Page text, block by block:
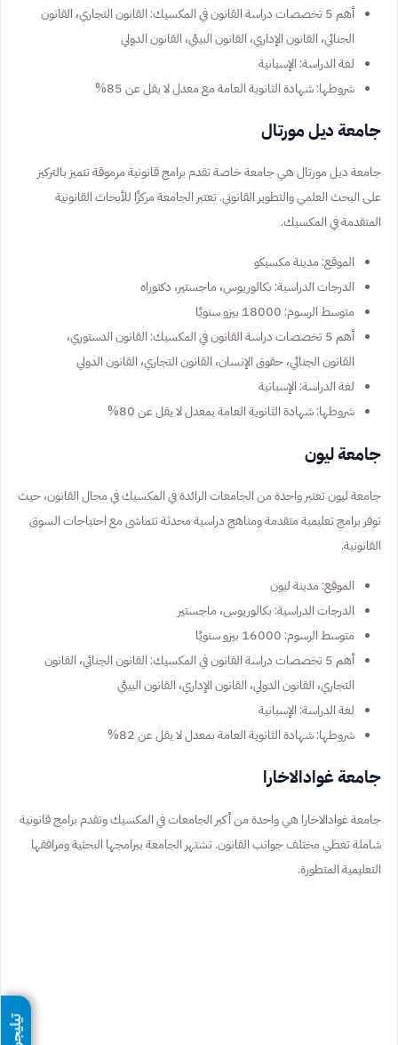
أهم 5 تخصصات دراسة القانون في المكسيك: القانون التجاري، القانون
الجنائي، القانون الإداري، القانون البيئي، القانون الدولي
لغة الدراسة: الإسبانية
شروطها: شهادة الثانوية العامة مع معدل لا يقل عن 85%
جامعة ديل مورتال
جامعة ديل مورتال هي جامعة خاصة تقدم برامج قانونية مرموقة تتميز بالتركيز
على البحث العلمي والتطوير القانوني. تعتبر الجامعة مركزًا للأبحاث القانونية
المتقدمة في المكسيك.
الموقع: مدينة مكسيكو
الدرجات الدراسية: بكالوريوس، ماجستير، دكتوراه
متوسط الرسوم: 18000 بيزو سنويًا
أهم 5 تخصصات دراسة القانون في المكسيك: القانون الدستوري،
القانون الجنائي، حقوق الإنسان، القانون التجاري، القانون الدولي
لغة الدراسة: الإسبانية
شروطها: شهادة الثانوية العامة بمعدل لا يقل عن 80%
جامعة ليون
جامعة ليون تعتبر واحدة من الجامعات الرائدة في المكسيك في مجال القانون، حيث
توفر برامج تعليمية متقدمة ومناهج دراسية محدثة تتماشى مع احتياجات السوق
القانونية.
الموقع: مدينة ليون
الدرجات الدراسية: بكالوريوس، ماجستير
متوسط الرسوم: 16000 بيزو سنويًا
أهم 5 تخصصات دراسة القانون في المكسيك: القانون الجنائي، القانون
التجاري، القانون الدولي، القانون الإداري، القانون البيئي
لغة الدراسة: الإسبانية
شروطها: شهادة الثانوية العامة بمعدل لا يقل عن 82%
جامعة غوادالاخارا
جامعة غوادالاخارا هي واحدة من أكبر الجامعات في المكسيك وتقدم برامج قانونية
شاملة تغطي مختلف جوانب القانون. تشتهر الجامعة ببرامجها البحثية ومرافقها
التعليمية المتطورة.